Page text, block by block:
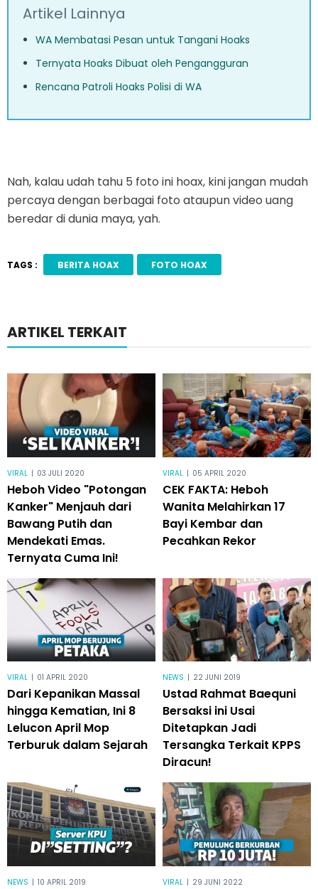
Artikel Lainnya
WA Membatasi Pesan untuk Tangani Hoaks
Ternyata Hoaks Dibuat oleh Pengangguran
Rencana Patroli Hoaks Polisi di WA
Nah, kalau udah tahu 5 foto ini hoax, kini jangan mudah
percaya dengan berbagai foto ataupun video uang
beredar di dunia maya, yah.
TAGS : BERITA HOAX FOTO HOAX
ARTIKEL TERKAIT
VIRAL | 03 JULI 2020
Heboh Video "Potongan
Kanker" Menjauh dari
Bawang Putih dan
Mendekati Emas.
Ternyata Cuma Ini!
VIRAL | 05 APRIL 2020
CEK FAKTA: Heboh
Wanita Melahirkan 17
Bayi Kembar dan
Pecahkan Rekor
VIRAL | 01 APRIL 2020
Dari Kepanikan Massal
hingga Kematian, Ini 8
Lelucon April Mop
Terburuk dalam Sejarah
NEWS | 22 JUNI 2019
Ustad Rahmat Baequni
Bersaksi ini Usai
Ditetapkan Jadi
Tersangka Terkait KPPS
Diracun!
NEWS | 10 APRIL 2019 VIRAL | 29 JUNI 2022